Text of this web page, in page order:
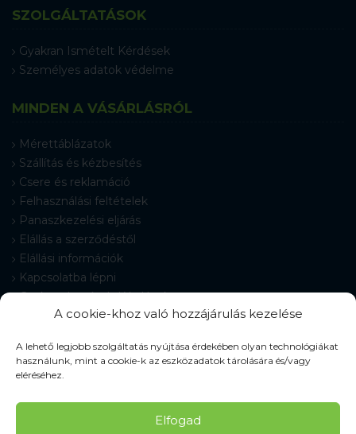
A cookie-khoz való hozzájárulás kezelése
A lehető legjobb szolgáltatás nyújtása érdekében olyan technológiákat
használunk, mint a cookie-k az eszközadatok tárolására és/vagy
eléréséhez.
Elfogad
SZOLGÁLTATÁSOK
Gyakran Ismételt Kérdések
Személyes adatok védelme
MINDEN A VÁSÁRLÁSRÓL
Mérettáblázatok
Szállítás és kézbesítés
Csere és reklamáció
Felhasználási feltételek
Panaszkezelési eljárás
Elállás a szerződéstől
Elállási információk
Kapcsolatba lépni
Gyakran Ismételt Kérdések
Cookie-beállítások
© 2026 Pracovné odevy ZIKO s. r. o., minden jog fenntartva.